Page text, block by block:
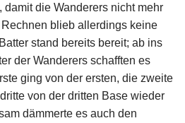
die Wanderers nicht mehr
blieb allerdings keine
stand bereits bereit; ab ins
der Wanderers schafften es
ging von der ersten, die zweite
von der dritten Base wieder
dämmerte es auch den